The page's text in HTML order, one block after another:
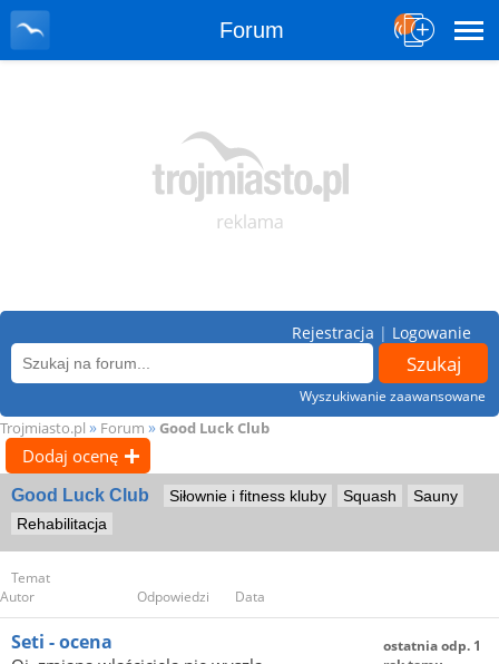
Forum
Wyszukiwanie zaawansowane
Rejestracja | Logowanie
Trojmiasto.pl » Forum » Good Luck Club
Dodaj ocenę
Good Luck Club Siłownie i fitness kluby Squash
Sauny
Rehabilitacja
Temat
Autor
Odpowiedzi Data
Seti - ocena
ostatnia odp. 1